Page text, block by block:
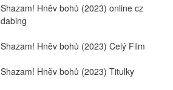
Shazam! Hněv bohů (2023) online cz
dabing
Shazam! Hněv bohů (2023) Celý Film
Shazam! Hněv bohů (2023) Titulky